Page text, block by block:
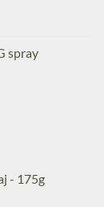
spray
- 175g